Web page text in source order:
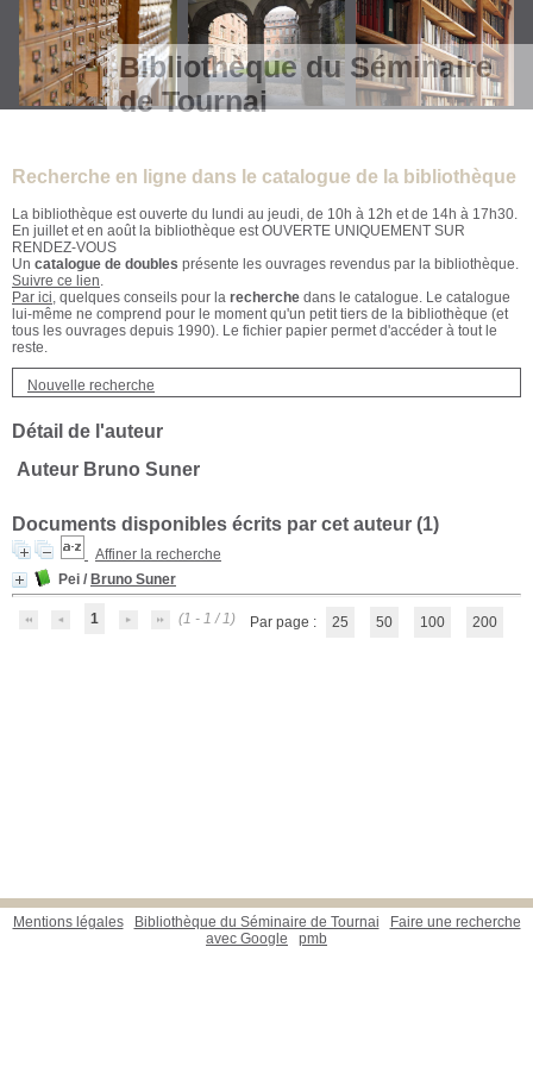
Bibliothèque du Séminaire
de Tournai
Recherche en ligne dans le catalogue de la bibliothèque
La bibliothèque est ouverte du lundi au jeudi, de 10h à 12h et de 14h à 17h30.
En juillet et en août la bibliothèque est OUVERTE UNIQUEMENT SUR
RENDEZ-VOUS
Un catalogue de doubles présente les ouvrages revendus par la bibliothèque.
Suivre ce lien.
Par ici, quelques conseils pour la recherche dans le catalogue. Le catalogue
lui-même ne comprend pour le moment qu'un petit tiers de la bibliothèque (et
tous les ouvrages depuis 1990). Le fichier papier permet d'accéder à tout le
reste.
Nouvelle recherche
Détail de l'auteur
Auteur Bruno Suner
Documents disponibles écrits par cet auteur (1)
Affiner la recherche
Pei / Bruno Suner
1 (1 - 1 / 1) Par page : 25 50 100 200
Mentions légales Bibliothèque du Séminaire de Tournai
Faire une recherche
avec Google
pmb